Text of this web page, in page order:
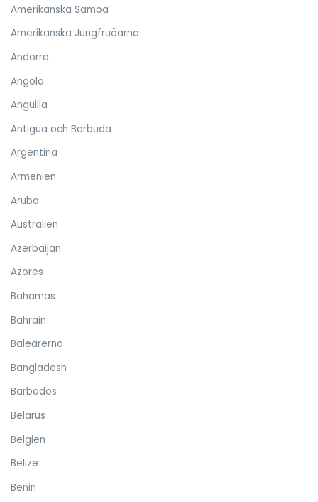
Amerikanska Samoa
Amerikanska Jungfruöarna
Andorra
Angola
Anguilla
Antigua och Barbuda
Argentina
Armenien
Aruba
Australien
Azerbaijan
Azores
Bahamas
Bahrain
Balearerna
Bangladesh
Barbados
Belarus
Belgien
Belize
Benin